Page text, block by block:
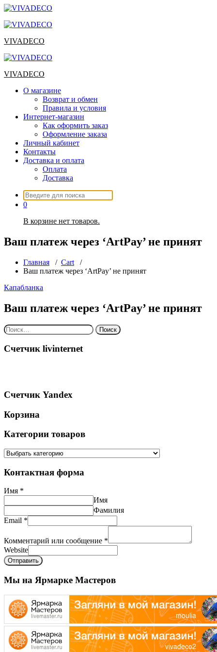
Перейти
содержимому
VIVADECO
VIVADECO
О магазине
Возврат и обмен
Правила и условия
Интернет-магазин
Как оформить заказ
Оформление заказа
Личный кабинет
Контакты
Доставка и оплата
Оплата
Доставка
Искать:
0
В корзине нет товаров.
Ваш платеж через ‘ArtPay’ не принят
Главная / Cart /
Ваш платеж через ‘ArtPay’ не принят
Капабланка
Ваш платеж через ‘ArtPay’ не принят
Найти:
Счетчик livinternet
Счетчик Yandex
Корзина
Категории товаров
Контактная форма
Имя *
Имя
Фамилия
Email *
Комментарий или сообщение *
Website
Отправить
Мы на Ярмарке Мастеров